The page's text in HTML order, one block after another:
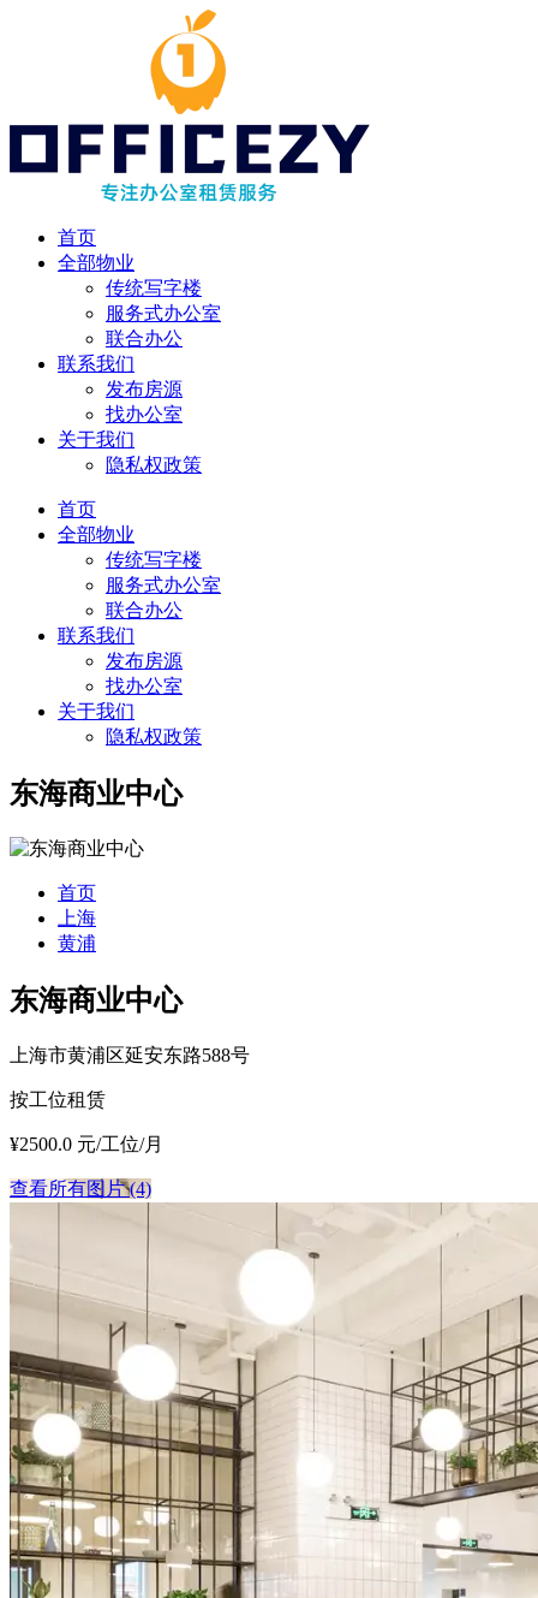
首页
全部物业
传统写字楼
服务式办公室
联合办公
联系我们
发布房源
找办公室
关于我们
隐私权政策
首页
全部物业
传统写字楼
服务式办公室
联合办公
联系我们
发布房源
找办公室
关于我们
隐私权政策
东海商业中心
首页
上海
黄浦
东海商业中心
上海市黄浦区延安东路588号
按工位租赁
¥2500.0 元/工位/月
查看所有图片 (4)